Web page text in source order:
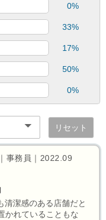
0%
33%
17%
50%
0%
リセット
事務員｜2022.09
清潔感のある店舗だと
かれていることもな